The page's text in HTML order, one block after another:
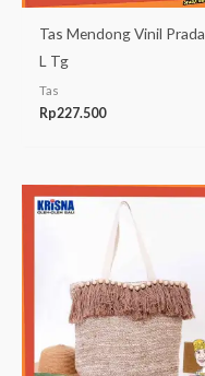
Tas Mendong Vinil Prada
L Tg
Tas
Rp227.500